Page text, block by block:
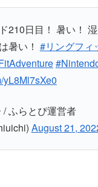
210日目！ 暑い！
暑い！ #リングフィ
yL8Ml7sXe0
ふらとぴ運営者
August 21,